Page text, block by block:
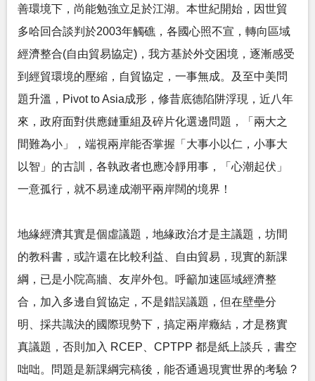
善環境下，尚能勉強立足於江湖。本世紀開始，因世貿
多哈回合談判於2003年觸礁，各國心照不宣，轉向區域
經濟整合(自由貿易協定)，我方基於外交困境，逐漸感受
到經貿環境的壓縮，自貿協定，一事無成。及至中美問
題升溫，Pivot to Asia成形，修昔底德陷阱浮現，近八年
來，政府面對供應鏈重組及碎片化選邊問題，「兩大之
間難為小」，端視兩岸能否掌握「大事小以仁，小事大
以智」的古訓，各執政者也應冷靜用事，「心潮起伏」
一意孤行，就不易達成潮平兩岸闊的境界！
地緣經濟其實是個虛議題，地緣政治才是主議題，坊間
的教科書，或許還在比較利益、自由貿易，現實的新課
綱，已是小院高牆、友岸外包。呼籲加速區域經濟整
合，加入多邊自貿協定，不是錯誤議題，但在壁壘分
明、採共識決的國際現勢下，搞定兩岸癥結，才是務實
真議題，否則加入 RCEP、CPTPP 都是紙上談兵，書空
咄咄。問題是新課綱完稿後，能否通過現實世界的考驗 ?